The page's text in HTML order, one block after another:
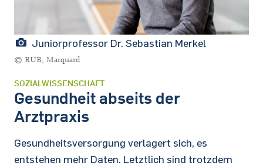
Juniorprofessor Dr. Sebastian Merkel
© RUB, Marquard
SOZIALWISSENSCHAFT
Gesundheit abseits der
Arztpraxis
Gesundheitsversorgung verlagert sich, es
entstehen mehr Daten. Letztlich sind trotzdem